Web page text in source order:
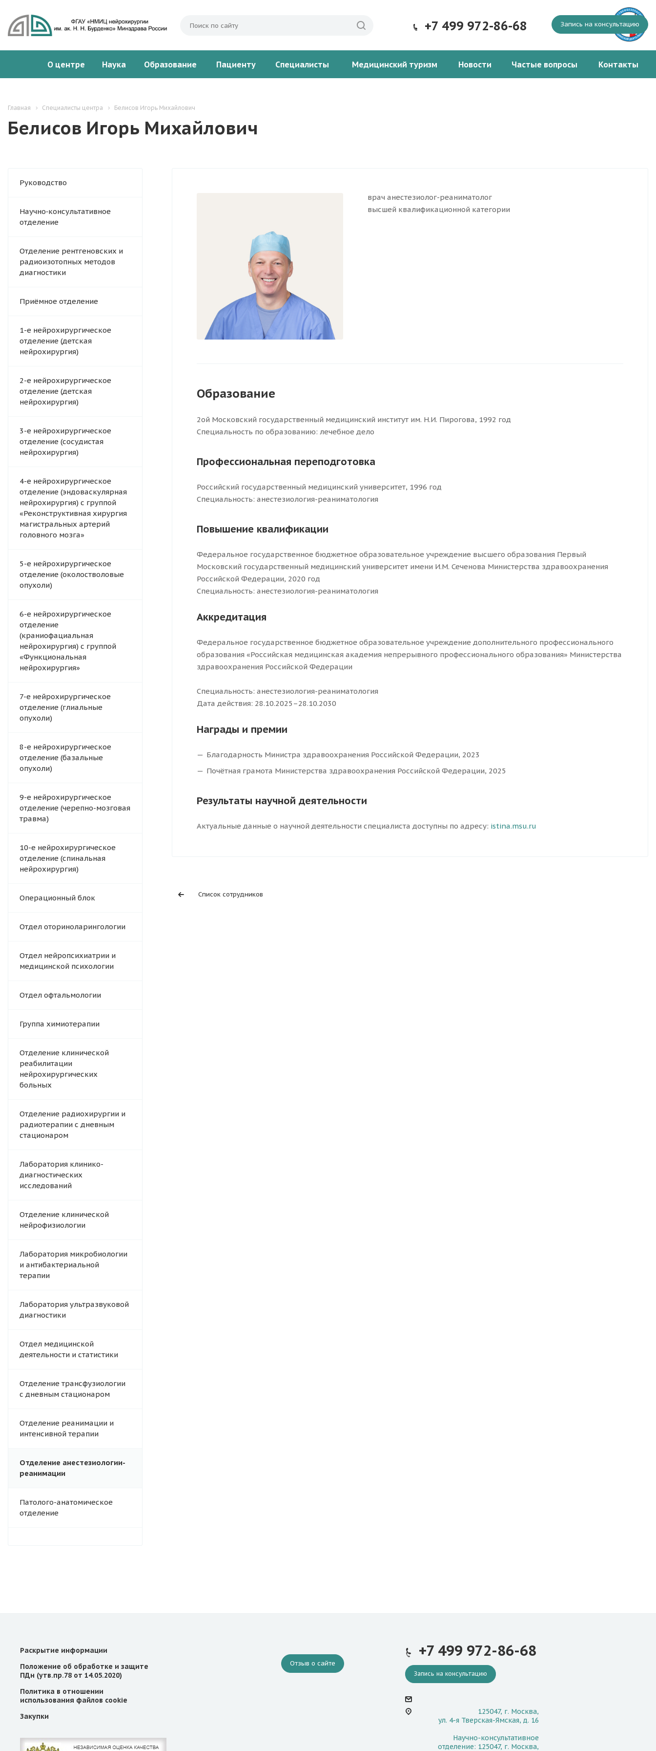
Запись на консультацию
+7 499 972-86-68
О центре Наука Образование Пациенту Специалисты Медицинский туризм Новости Частые вопросы Контакты
Главная Специалисты центра Белисов Игорь Михайлович
Белисов Игорь Михайлович
Руководство
Научно‑консультативное
отделение
Отделение рентгеновских и
радиоизотопных методов
диагностики
Приёмное отделение
1-е нейрохирургическое
отделение (детская
нейрохирургия)
2-е нейрохирургическое
отделение (детская
нейрохирургия)
3-е нейрохирургическое
отделение (сосудистая
нейрохирургия)
4-e нейрохирургическое
отделение (эндоваскулярная
нейрохирургия) с группой
«Реконструктивная хирургия
магистральных артерий
головного мозга»
5-е нейрохирургическое
отделение (околостволовые
опухоли)
6-е нейрохирургическое
отделение
(краниофациальная
нейрохирургия) с группой
«Функциональная
нейрохирургия»
7-е нейрохирургическое
отделение (глиальные
опухоли)
8-е нейрохирургическое
отделение (базальные
опухоли)
9-е нейрохирургическое
отделение (черепно-мозговая
травма)
10-е нейрохирургическое
отделение (спинальная
нейрохирургия)
Операционный блок
Отдел оториноларингологии
Отдел нейропсихиатрии и
медицинской психологии
Отдел офтальмологии
Группа химиотерапии
Отделение клинической
реабилитации
нейрохирургических
больных
Отделение радиохирургии и
радиотерапии с дневным
стационаром
Лаборатория клинико-
диагностических
исследований
Отделение клинической
нейрофизиологии
Лаборатория микробиологии
и антибактериальной
терапии
Лаборатория ультразвуковой
диагностики
Отдел медицинской
деятельности и статистики
Отделение трансфузиологии
с дневным стационаром
Отделение реанимации и
интенсивной терапии
Отделение анестезиологии-
реанимации
Патолого-анатомическое
отделение
врач анестезиолог-реаниматолог
высшей квалификационной категории
Образование
2ой Московский государственный медицинский институт им. Н.И. Пирогова, 1992 год
Специальность по образованию: лечебное дело
Профессиональная переподготовка
Российский государственный медицинский университет, 1996 год
Специальность: анестезиология-реаниматология
Повышение квалификации
Федеральное государственное бюджетное образовательное учреждение высшего образования Первый
Московский государственный медицинский университет имени И.М. Сеченова Министерства здравоохранения
Российской Федерации, 2020 год
Специальность: анестезиология-реаниматология
Аккредитация
Федеральное государственное бюджетное образовательное учреждение дополнительного профессионального
образования «Российская медицинская академия непрерывного профессионального образования» Министерства
здравоохранения Российской Федерации
Специальность: анестезиология-реаниматология
Дата действия: 28.10.2025–28.10.2030
Награды и премии
Благодарность Министра здравоохранения Российской Федерации, 2023
Почётная грамота Министерства здравоохранения Российской Федерации, 2025
Результаты научной деятельности
Актуальные данные о научной деятельности специалиста доступны по адресу: istina.msu.ru
Список сотрудников
Раскрытие информации
Положение об обработке и защите
ПДн (утв.пр.78 от 14.05.2020)
Политика в отношении
использования файлов cookie
Закупки
Отзыв о сайте
+7 499 972-86-68
Запись на консультацию
125047, г. Москва,
ул. 4-я Тверская-Ямская, д. 16
Научно-консультативное
отделение: 125047, г. Москва,